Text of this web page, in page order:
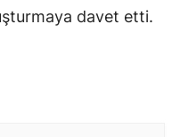
davet etti.